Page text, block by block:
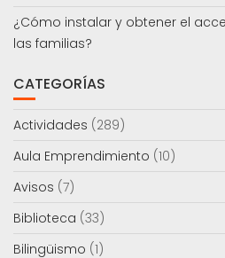
¿Cómo instalar y obtener el
las familias?
CATEGORÍAS
Actividades (289)
Aula Emprendimiento (10)
Avisos (7)
Biblioteca (33)
Bilingüismo (1)